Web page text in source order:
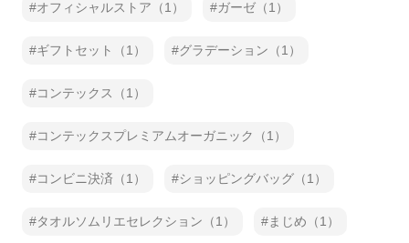
オフィシャルストア（1） ガーゼ（1）
ギフトセット（1） グラデーション（1）
コンテックス（1）
コンテックスプレミアムオーガニック（1）
コンビニ決済（1） ショッピングバッグ（1）
タオルソムリエセレクション（1） まじめ（1）